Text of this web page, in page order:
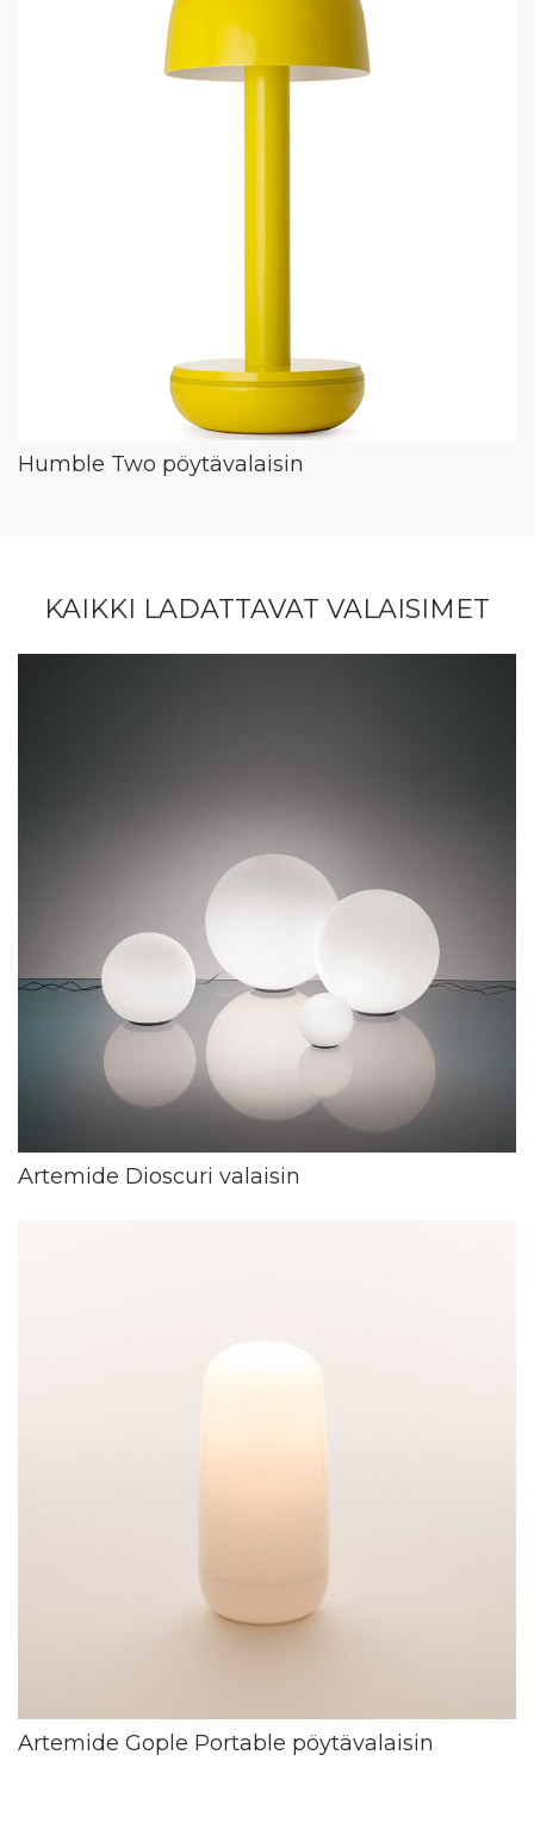
Humble Two pöytävalaisin
KAIKKI LADATTAVAT VALAISIMET
Artemide Dioscuri valaisin
Artemide Gople Portable pöytävalaisin